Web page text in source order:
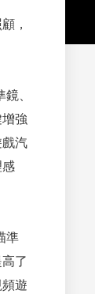
，
、
強
汽
準
了
遊